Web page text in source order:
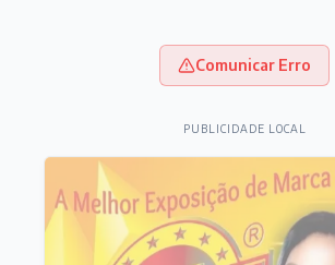
Comunicar Erro
PUBLICIDADE LOCAL